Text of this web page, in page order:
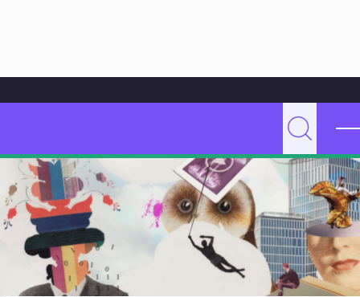
Hoppa till innehåll
e
a
o
Sök
Mänskliga rättigheter i Eurovision School Contest